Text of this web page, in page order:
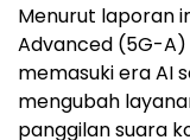
Menurut laporan
Advanced (5G-A)
memasuki era AI
mengubah
panggilan suara